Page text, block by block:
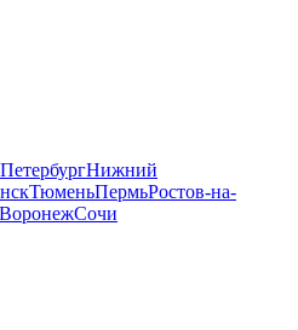
Нижний
ТюменьПермьРостов-на-
ВоронежСочи